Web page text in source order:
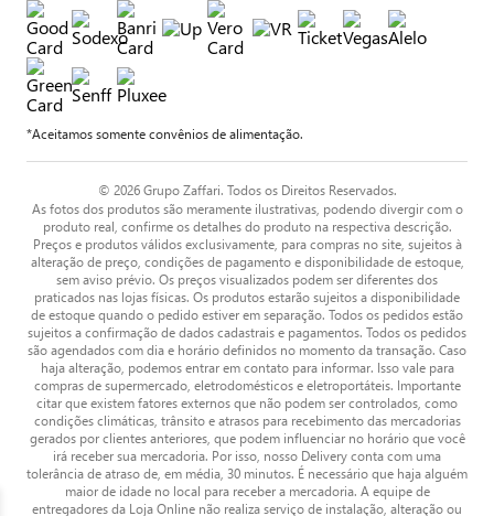
*Aceitamos somente convênios de alimentação.
© 2026 Grupo Zaffari. Todos os Direitos Reservados.
As fotos dos produtos são meramente ilustrativas, podendo divergir com o
produto real, confirme os detalhes do produto na respectiva descrição.
Preços e produtos válidos exclusivamente, para compras no site, sujeitos à
alteração de preço, condições de pagamento e disponibilidade de estoque,
sem aviso prévio. Os preços visualizados podem ser diferentes dos
praticados nas lojas físicas. Os produtos estarão sujeitos a disponibilidade
de estoque quando o pedido estiver em separação. Todos os pedidos estão
sujeitos a confirmação de dados cadastrais e pagamentos. Todos os pedidos
são agendados com dia e horário definidos no momento da transação. Caso
haja alteração, podemos entrar em contato para informar. Isso vale para
compras de supermercado, eletrodomésticos e eletroportáteis. Importante
citar que existem fatores externos que não podem ser controlados, como
condições climáticas, trânsito e atrasos para recebimento das mercadorias
gerados por clientes anteriores, que podem influenciar no horário que você
irá receber sua mercadoria. Por isso, nosso Delivery conta com uma
tolerância de atraso de, em média, 30 minutos. É necessário que haja alguém
maior de idade no local para receber a mercadoria. A equipe de
entregadores da Loja Online não realiza serviço de instalação, alteração ou